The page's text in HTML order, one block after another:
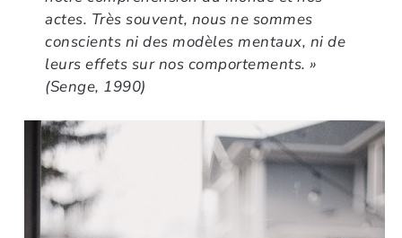
actes. Très souvent, nous ne sommes
conscients ni des modèles mentaux, ni de
leurs effets sur nos comportements. »
(Senge, 1990)